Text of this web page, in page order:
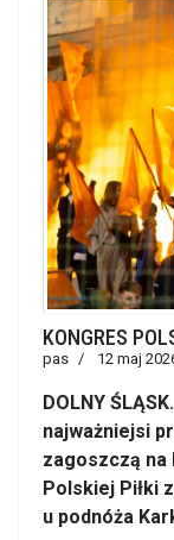
KONGRES
pas 12 maj
DOLNY
najważniejsi
zagoszczą na
Polskiej Piłki
u podnóża